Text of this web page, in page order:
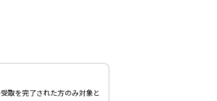
取を完了された方のみ対象と